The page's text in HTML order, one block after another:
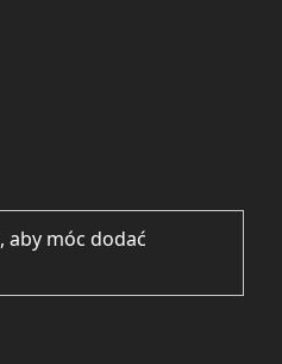
, aby móc dodać